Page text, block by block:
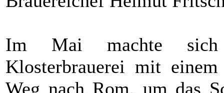
Im Mai machte sich
Klosterbrauerei mit
Weg nach Rom, um das